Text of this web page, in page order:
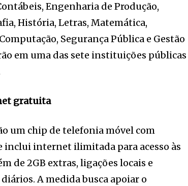
Engenharia de Produção,
História, Letras, Matemática,
Segurança Pública e Gestão
em uma das sete instituições públicas
gratuita
um chip de telefonia móvel com
inclui internet ilimitada para acesso às
de 2GB extras, ligações locais e
A medida busca apoiar o